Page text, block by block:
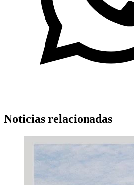
Noticias relacionadas